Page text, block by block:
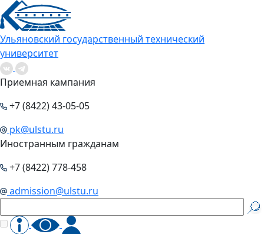
Ульяновский государственный технический
университет
Приемная кампания
+7 (8422) 43-05-05
pk@ulstu.ru
Иностранным гражданам
+7 (8422) 778-458
admission@ulstu.ru